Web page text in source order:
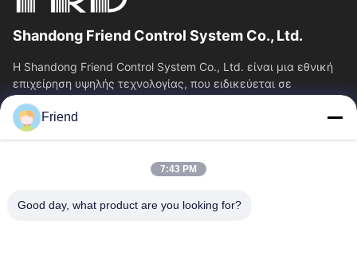
Shandong Friend Control System Co., Ltd.
Η Shandong Friend Control System Co., Ltd. είναι μια εθνική
επιχείρηση υψηλής τεχνολογίας, που ειδικεύεται σε
υπηρεσίες Ε&Α οργάνων, κατασκευής...
Γρήγορες Συνδέσεις
Σχετικά Με Εμάς
Γύρος Εργοστασίων
Ποιοτικός Έλεγχος
Friend
7:43 PM
Good day, what product are you looking for?